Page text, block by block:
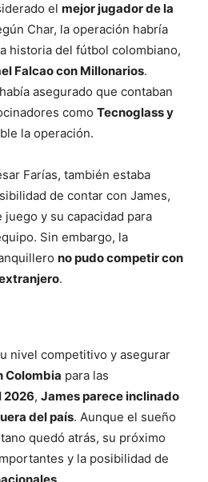
el mejor jugador de la
Char, la operación habría
historia del fútbol colombiano,
Falcao con Millonarios.
asegurado que contaban
como Tecnoglass y
la operación.
Farías, también estaba
de contar con James,
y su capacidad para
Sin embargo, la
no pudo competir con
.
nivel competitivo y asegurar
Colombia para las
2026, James parece inclinado
del país. Aunque el sueño
quedó atrás, su próximo
y la posibilidad de